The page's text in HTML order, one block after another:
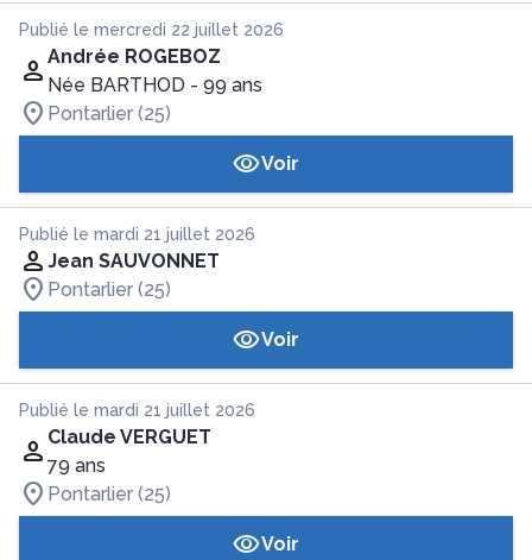
Publié le mercredi 22 juillet 2026
Andrée ROGEBOZ
Née BARTHOD - 99 ans
Pontarlier (25)
Voir
Publié le mardi 21 juillet 2026
Jean SAUVONNET
Pontarlier (25)
Voir
Publié le mardi 21 juillet 2026
Claude VERGUET
79 ans
Pontarlier (25)
Voir